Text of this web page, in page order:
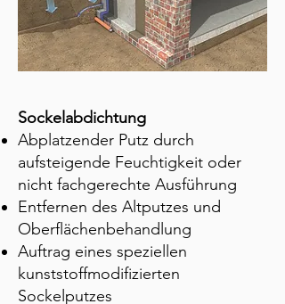
Sockelabdichtung
Abplatzender Putz durch
aufsteigende Feuchtigkeit oder
nicht fachgerechte Ausführung
Entfernen des Altputzes und
Oberflächenbehandlung
Auftrag eines speziellen
kunststoffmodifizierten
Sockelputzes